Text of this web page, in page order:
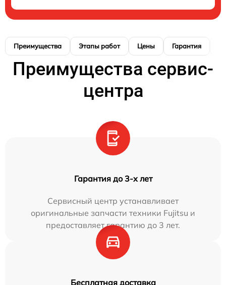
Преимущества Этапы работ Цены Гарантия
Преимущества сервис-
центра
Гарантия до 3-х лет
Сервисный центр устанавливает
оригинальные запчасти техники Fujitsu и
предоставляет гарантию до 3 лет.
Бесплатная доставка